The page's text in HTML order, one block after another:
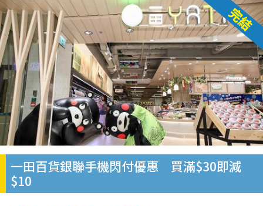
一田百貨銀聯手機閃付優惠 買滿$30即減
$10